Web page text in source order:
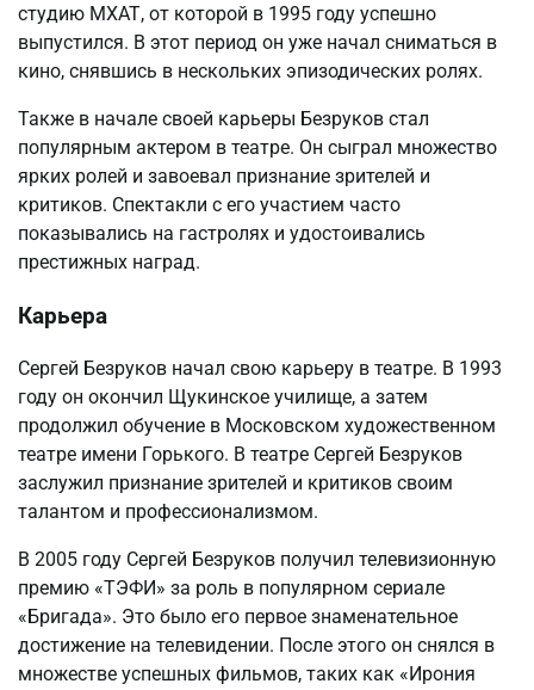
студию МХАТ, от которой в 1995 году успешно
выпустился. В этот период он уже начал сниматься в
кино, снявшись в нескольких эпизодических ролях.
Также в начале своей карьеры Безруков стал
популярным актером в театре. Он сыграл множество
ярких ролей и завоевал признание зрителей и
критиков. Спектакли с его участием часто
показывались на гастролях и удостоивались
престижных наград.
Карьера
Сергей Безруков начал свою карьеру в театре. В 1993
году он окончил Щукинское училище, а затем
продолжил обучение в Московском художественном
театре имени Горького. В театре Сергей Безруков
заслужил признание зрителей и критиков своим
талантом и профессионализмом.
В 2005 году Сергей Безруков получил телевизионную
премию «ТЭФИ» за роль в популярном сериале
«Бригада». Это было его первое знаменательное
достижение на телевидении. После этого он снялся в
множестве успешных фильмов, таких как «Ирония